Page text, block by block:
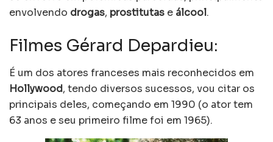
envolvendo drogas, prostitutas e álcool.
Filmes Gérard Depardieu:
É um dos atores franceses mais reconhecidos em
Hollywood, tendo diversos sucessos, vou citar os
principais deles, começando em 1990 (o ator tem
63 anos e seu primeiro filme foi em 1965).